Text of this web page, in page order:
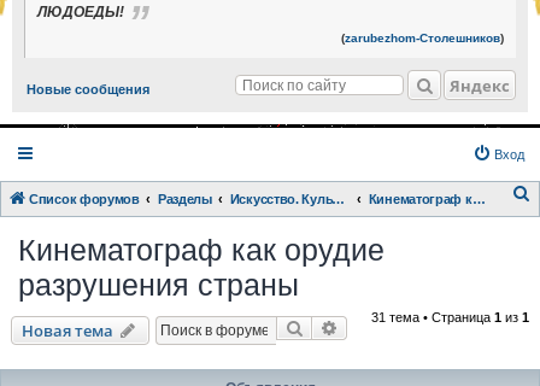
ЛЮДОЕДЫ!
(zarubezhom-Столешников)
Новые сообщения Яндекс
Вход
Список форумов Разделы Искусство. Культурка. Кинцо. Кинематограф как орудие разрушения страны
Кинематограф как орудие
разрушения страны
Новая тема Поиск Расширенный поиск
31 тема • Страница 1 из 1